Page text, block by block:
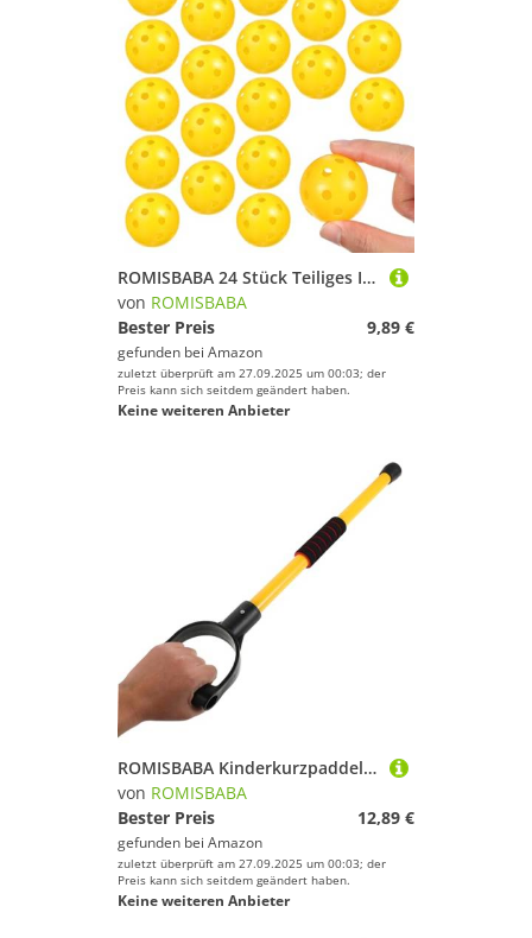
ROMISBABA 24 Stück Teiliges Indoor Golf Übungsbälle Hohl aus Robustem Kunststoff Luftdurchlässig für Präzises Training Gelb zur Schlagkontrolle und Distanzverbesserung
von ROMISBABA
Bester Preis
9,89 €
gefunden bei Amazon
zuletzt überprüft am 27.09.2025 um 00:03; der
Preis kann sich seitdem geändert haben.
Keine weiteren Anbieter
ROMISBABA Kinderkurzpaddel für Eisschlitten mit Rutschfester Kunststoffbasis und Weichem Schwammgriff Outdoor Schnee Accessoire für Verbessertes Rodeln und Einfaches Einsteigen Beim
von ROMISBABA
Bester Preis
12,89 €
gefunden bei Amazon
zuletzt überprüft am 27.09.2025 um 00:03; der
Preis kann sich seitdem geändert haben.
Keine weiteren Anbieter